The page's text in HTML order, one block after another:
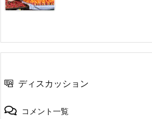
ディスカッション
コメント一覧